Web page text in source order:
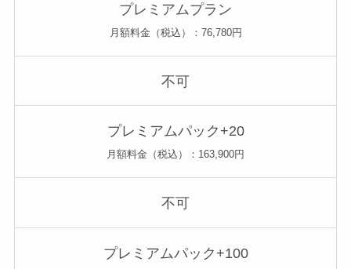
プレミアムプラン
月額料金（税込）：76,780円
不可
プレミアムパック+20
月額料金（税込）：163,900円
不可
プレミアムパック+100